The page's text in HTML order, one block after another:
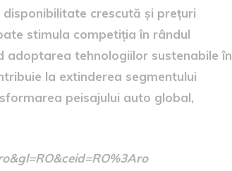
crescută și prețuri
stimula competiția în rândul
adoptarea tehnologiilor sustenabile în
la extinderea segmentului
peisajului auto global,